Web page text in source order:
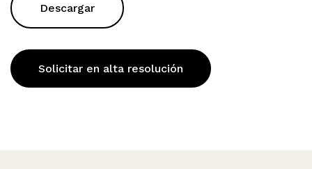
Descargar
Solicitar en alta resolución